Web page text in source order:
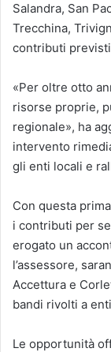
Salandra, San
Trecchina,
contributi
«Per oltre otto
risorse proprie,
regionale», ha
intervento
gli enti locali e
Con questa
i contributi per
erogato un
l’assessore,
Accettura e
bandi rivolti a
Le opportunità